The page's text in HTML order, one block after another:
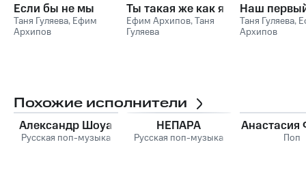
Если бы не мы
Таня Гуляева, Ефим
Архипов
Ты такая же как я
Ефим Архипов,Таня
Гуляева
Наш
Таня Гуляева,
Архипов
Похожие исполнители
Александр Шоуа
Русская поп-музыка
НЕПАРА
Русская поп-музыка Поп